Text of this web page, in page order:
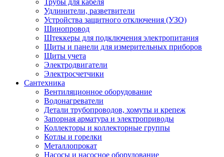
Удлинители, разветвители
Устройства защитного отключения (УЗО)
Шинопровод
Штеккеры для подключения электропитания
Щиты и панели для измерительных приборов
Щиты учета
Электродвигатели
Электросчетчики
Сантехника
Вентиляционное оборудование
Водонагреватели
Детали трубопроводов, хомуты и крепеж
Запорная арматура и электроприводы
Коллекторы и коллекторные группы
Котлы и горелки
Металлопрокат
Насосы и насосное оборудование